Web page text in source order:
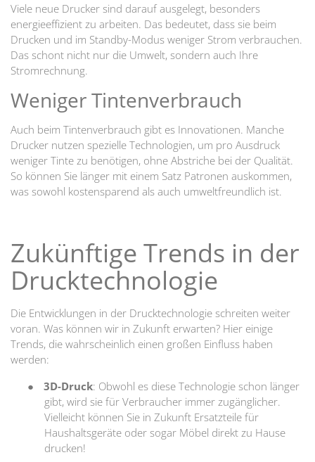
Viele neue Drucker sind darauf ausgelegt, besonders
energieeffizient zu arbeiten. Das bedeutet, dass sie beim
Drucken und im Standby-Modus weniger Strom verbrauchen.
Das schont nicht nur die Umwelt, sondern auch Ihre
Stromrechnung.
Weniger Tintenverbrauch
Auch beim Tintenverbrauch gibt es Innovationen. Manche
Drucker nutzen spezielle Technologien, um pro Ausdruck
weniger Tinte zu benötigen, ohne Abstriche bei der Qualität.
So können Sie länger mit einem Satz Patronen auskommen,
was sowohl kostensparend als auch umweltfreundlich ist.
Zukünftige Trends in der
Drucktechnologie
Die Entwicklungen in der Drucktechnologie schreiten weiter
voran. Was können wir in Zukunft erwarten? Hier einige
Trends, die wahrscheinlich einen großen Einfluss haben
werden:
●
3D-Druck: Obwohl es diese Technologie schon länger
gibt, wird sie für Verbraucher immer zugänglicher.
Vielleicht können Sie in Zukunft Ersatzteile für
Haushaltsgeräte oder sogar Möbel direkt zu Hause
drucken!